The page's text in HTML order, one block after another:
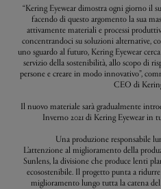
“Kering Eyewear dimostra ogni giorno il
facendo di questo argomento la sua
attivamente materiali e processi
concentrandoci su soluzioni alternative,
uno sguardo al futuro, Kering Eyewear
servizio della sostenibilità, allo scopo di
persone e creare in modo innovativo”,
CEO di
Il nuovo materiale sarà gradualmente
Inverno 2021 di Kering Eyewear
Una produzione responsabile
L’attenzione al miglioramento della
Sunlens, la divisione che produce lenti
ecosostenibile. Il progetto punta a
miglioramento lungo tutta la catena